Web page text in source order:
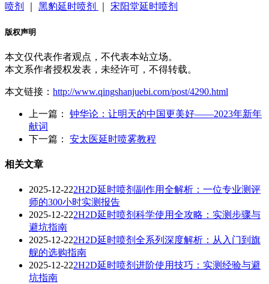
喷剂
黑豹延时喷剂 宋阳堂延时喷剂
版权声明
本文仅代表作者观点，不代表本站立场。
本文系作者授权发表，未经许可，不得转载。
本文链接： http://www.qingshanjuebi.com/post/4290.html
上一篇： 钟华论：让明天的中国更美好——2023年新年
献词
下一篇： 安太医延时喷雾教程
相关文章
2025-12-222H2D延时喷剂副作用全解析：一位专业测评
师的300小时实测报告
2025-12-222H2D延时喷剂科学使用全攻略：实测步骤与
避坑指南
2025-12-222H2D延时喷剂全系列深度解析：从入门到旗
舰的选购指南
2025-12-222H2D延时喷剂进阶使用技巧：实测经验与避
坑指南